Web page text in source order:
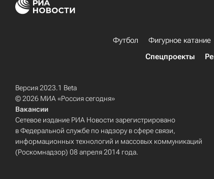
Футбол Фигурное катание
Спецпроекты
Версия 2023.1 Beta
© 2026 МИА «Россия сегодня»
Вакансии
Сетевое издание РИА Новости зарегистрировано
в Федеральной службе по надзору в сфере связи,
информационных технологий и массовых коммуникаций
(Роскомнадзор) 08 апреля 2014 года.